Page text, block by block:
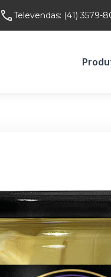
Televendas: (41) 3579-